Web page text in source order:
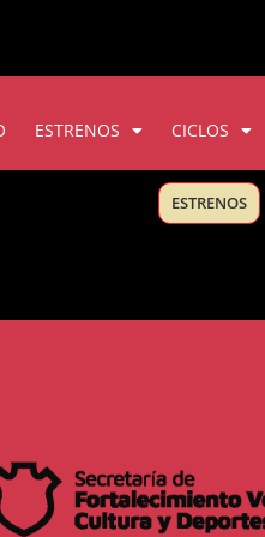
ESTRENOS CICLOS
ESTRENOS